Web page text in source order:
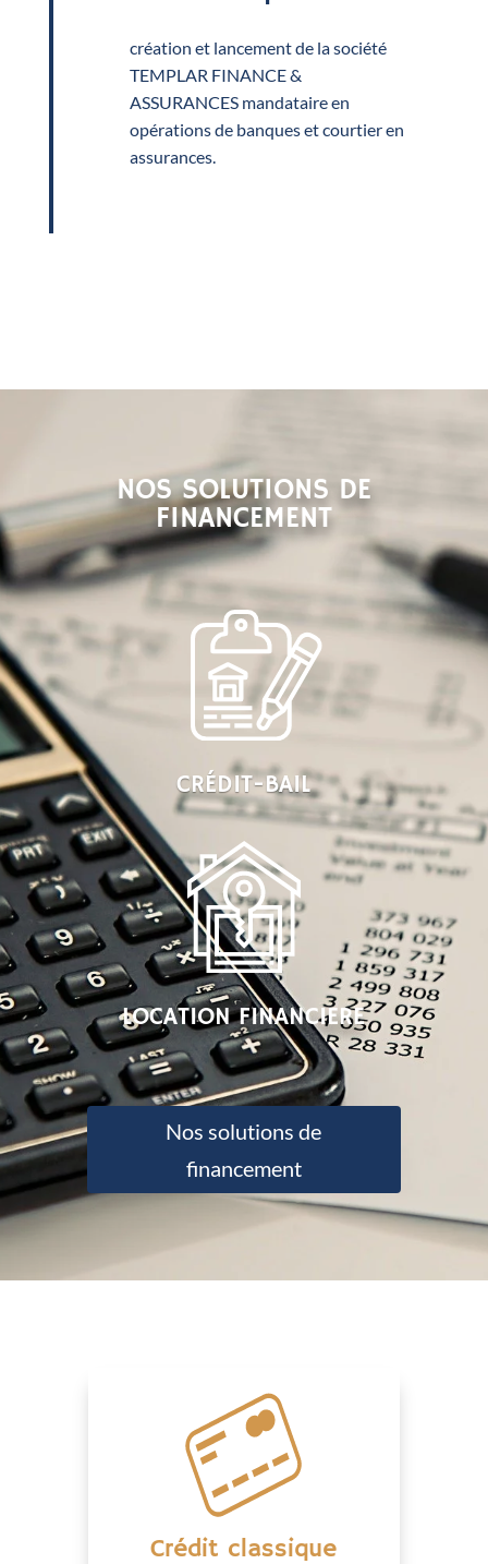
création et lancement de la société
TEMPLAR FINANCE &
ASSURANCES mandataire en
opérations de banques et courtier en
assurances.
NOS SOLUTIONS DE
FINANCEMENT
CRÉDIT-BAIL
LOCATION FINANCIERE
Nos solutions de
financement
Crédit classique